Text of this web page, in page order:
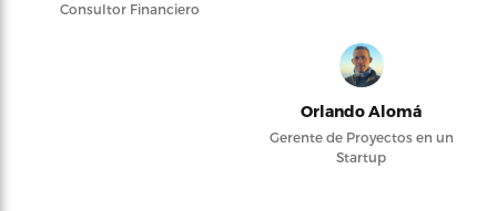
Consultor Financiero
Orlando Alomá
Gerente de Proyectos en un
Startup